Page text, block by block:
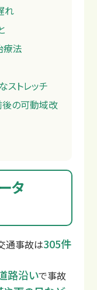
れ
療法
ストレッチ
後の可動域改
タ
通事故は305件
路沿いで事故